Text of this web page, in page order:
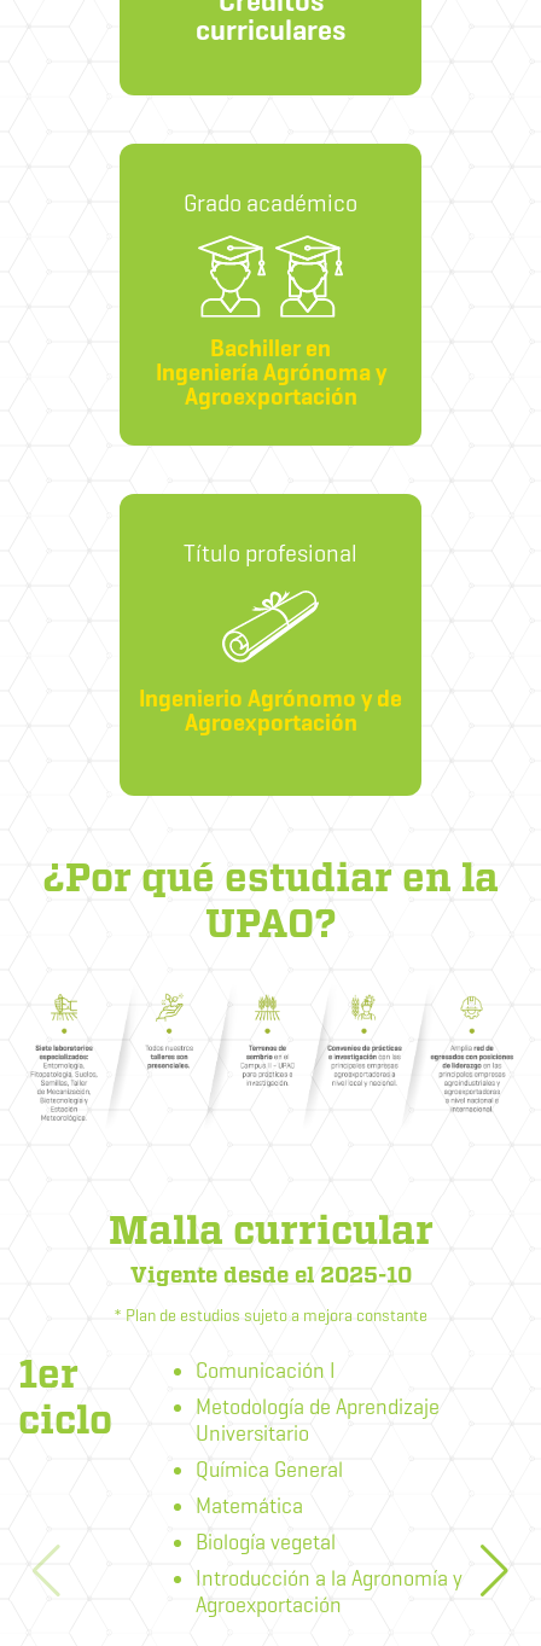
curriculares
Grado académico
Bachiller en
Ingeniería Agrónoma y
Agroexportación
Título profesional
Ingenierio Agrónomo y de
Agroexportación
¿Por qué estudiar en la
UPAO?
Malla curricular
Vigente desde el 2025-10
* Plan de estudios sujeto a mejora constante
1er
ciclo
Comunicación I
Metodología de Aprendizaje
Universitario
Química General
Matemática
Biología vegetal
Introducción a la Agronomía y
Agroexportación